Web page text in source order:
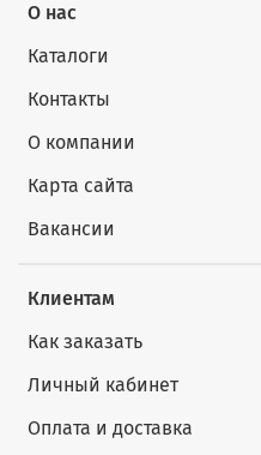
О нас
Каталоги
Контакты
О компании
Карта сайта
Вакансии
Клиентам
Как заказать
Личный кабинет
Оплата и доставка